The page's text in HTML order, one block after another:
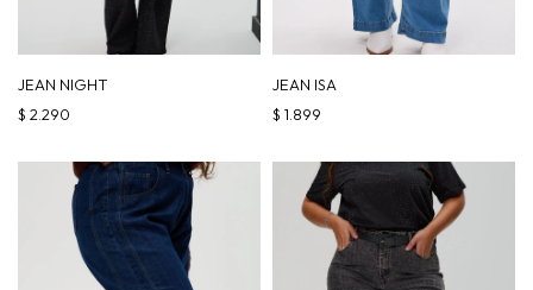
JEAN NIGHT
$ 2.290
JEAN ISA
$ 1.899